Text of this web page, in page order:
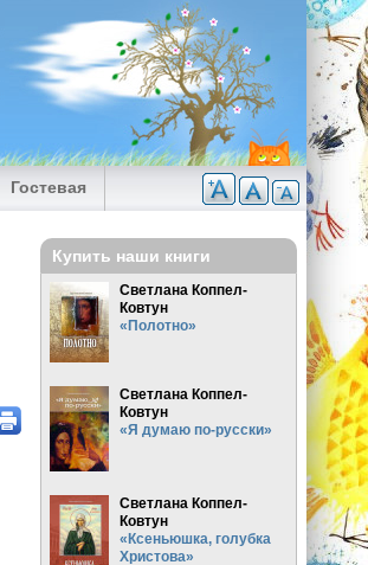
Гостевая
Купить наши книги
Светлана Коппел-
Ковтун
«Полотно»
Светлана Коппел-
Ковтун
«Я думаю по-русски»
Светлана Коппел-
Ковтун
«Ксеньюшка, голубка
Христова»